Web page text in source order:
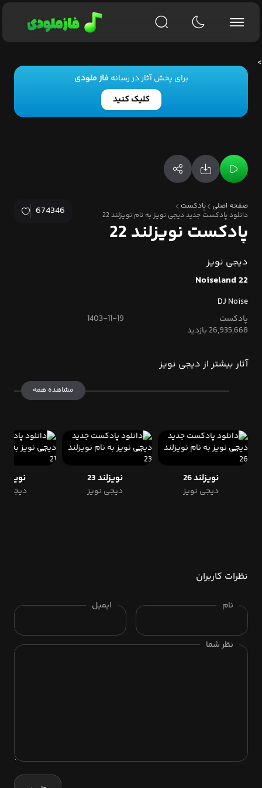
برای پخش آثار در رسانهفاز ملودی
کلیک کنید
صفحه اصلی
پادکست
دانلود پادکست جدید دیجی نویز به نام نویزلند 22
674346
پادکست نویزلند 22
دیجی نویز
Noiseland 22
DJ Noise
پادکست
1403-11-19
26,935,668 بازدید
آثار بیشتر از دیجی نویز
مشاهده همه
نویزلند 26
دیجی نویز
نویزلند 23
دیجی نویز
نویزلند
دیجی
نظرات کاربران
نام ایمیل
نظر شما
>